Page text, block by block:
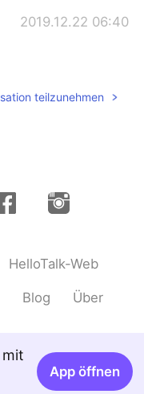
2019.12.22 06:40
いお友達です
2019.12.22 06:40
teilzunehmen
HelloTalk-Web
Blog Über
mit
App öffnen